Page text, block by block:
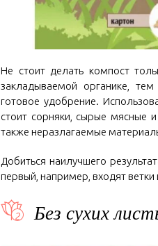
Не стоит делать компост
закладываемой органике,
готовое удобрение.
стоит сорняки, сырые мясные
также неразлагаемые
Добиться наилучшего
первый, например, входят ветки
Без сухих